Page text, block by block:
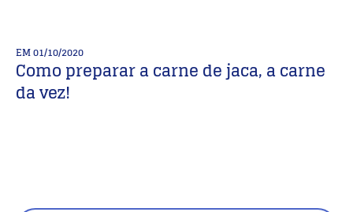
EM01/10/2020
Como preparar a carne de jaca, a carne
da vez!